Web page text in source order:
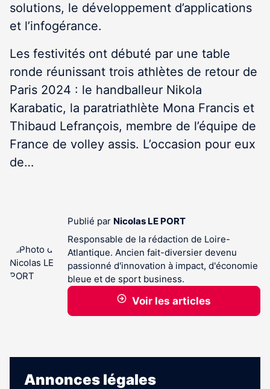
solutions, le développement d’applications
et l’infogérance.
Les festivités ont débuté par une table
ronde réunissant trois athlètes de retour de
Paris 2024 : le handballeur Nikola
Karabatic, la paratriathlète Mona Francis et
Thibaud Lefrançois, membre de l’équipe de
France de volley assis. L’occasion pour eux
de…
Publié par Nicolas LE PORT
Responsable de la rédaction de Loire-
Atlantique. Ancien fait-diversier devenu
passionné d'innovation à impact, d'économie
bleue et de sport business.
Voir les articles
Annonces légales